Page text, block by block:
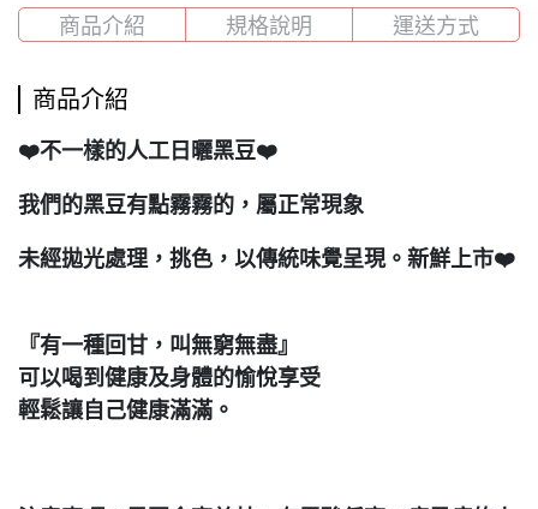
商品介紹 規格說明 運送方式
商品介紹
❤️不一樣的人工日曬黑豆❤️
我們的黑豆有點霧霧的，屬正常現象
未經拋光處理，挑色，以傳統味覺呈現。新鮮上市❤️
『有一種回甘，叫無窮無盡』
可以喝到健康及身體的愉悅享受
輕鬆讓自己健康滿滿。